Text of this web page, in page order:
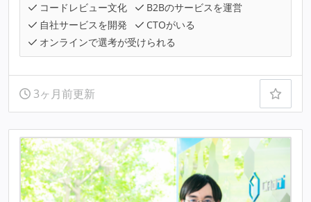
コードレビュー文化
B2Bのサービスを運営
自社サービスを開発
CTOがいる
オンラインで選考が受けられる
3ヶ月前更新